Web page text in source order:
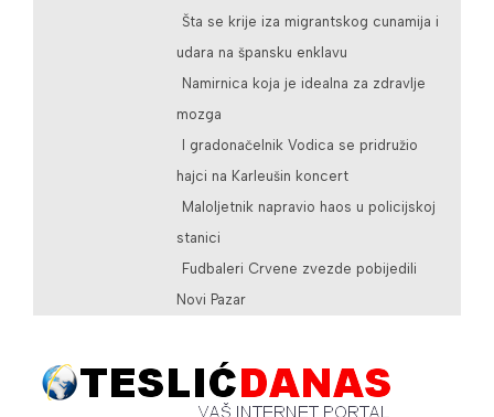
Šta se krije iza migrantskog cunamija i
udara na špansku enklavu
Namirnica koja je idealna za zdravlje
mozga
I gradonačelnik Vodica se pridružio
hajci na Karleušin koncert
Maloljetnik napravio haos u policijskoj
stanici
Fudbaleri Crvene zvezde pobijedili
Novi Pazar